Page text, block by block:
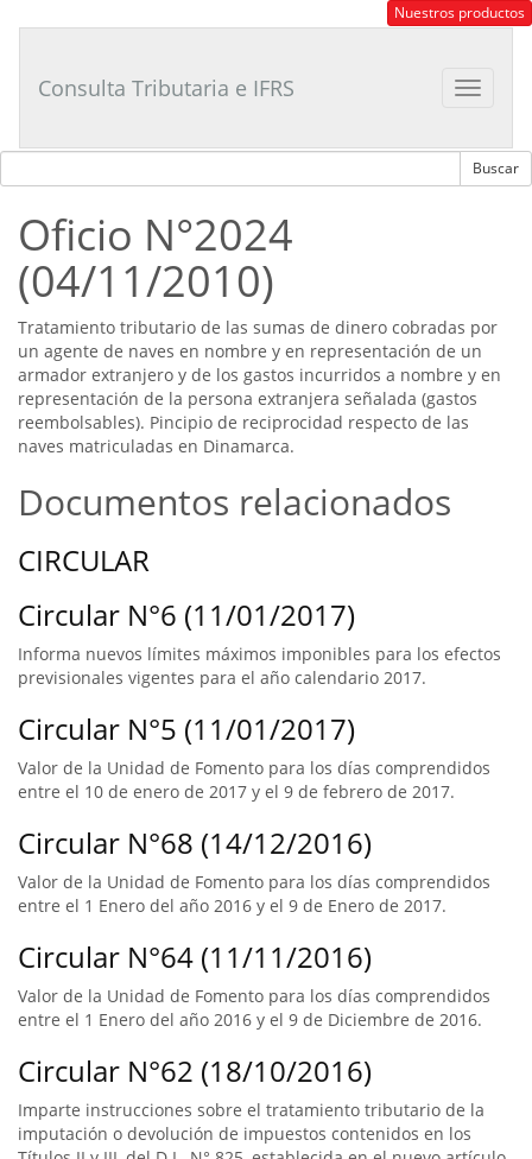
Tributario
Nuestros productos
Toggle
Consulta Tributaria e IFRS
Oficio N°2024
(04/11/2010)
Tratamiento tributario de las sumas de dinero cobradas por
un agente de naves en nombre y en representación de un
armador extranjero y de los gastos incurridos a nombre y en
representación de la persona extranjera señalada (gastos
reembolsables). Pincipio de reciprocidad respecto de las
naves matriculadas en Dinamarca.
Documentos relacionados
CIRCULAR
Circular N°6 (11/01/2017)
Informa nuevos límites máximos imponibles para los efectos
previsionales vigentes para el año calendario 2017.
Circular N°5 (11/01/2017)
Valor de la Unidad de Fomento para los días comprendidos
entre el 10 de enero de 2017 y el 9 de febrero de 2017.
Circular N°68 (14/12/2016)
Valor de la Unidad de Fomento para los días comprendidos
entre el 1 Enero del año 2016 y el 9 de Enero de 2017.
Circular N°64 (11/11/2016)
Valor de la Unidad de Fomento para los días comprendidos
entre el 1 Enero del año 2016 y el 9 de Diciembre de 2016.
Circular N°62 (18/10/2016)
Imparte instrucciones sobre el tratamiento tributario de la
imputación o devolución de impuestos contenidos en los